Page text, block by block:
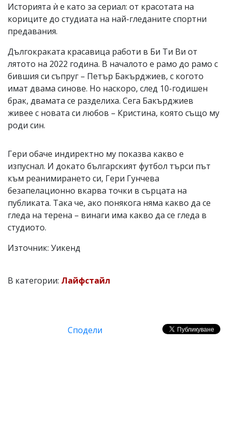
Историята ѝ е като за сериал: от красотата на
кориците до студиата на най-гледаните спортни
предавания.
Дългокраката красавица работи в Би Ти Ви от
лятото на 2022 година. В началото е рамо до рамо с
бившия си съпруг – Петър Бакърджиев, с когото
имат двама синове. Но наскоро, след 10-годишен
брак, двамата се разделиха. Сега Бакърджиев
живее с новата си любов – Кристина, която също му
роди син.
Гери обаче индиректно му показва какво е
изпуснал. И докато българският футбол търси път
към реанимирането си, Гери Гунчева
безапелационно вкарва точки в сърцата на
публиката. Така че, ако понякога няма какво да се
гледа на терена – винаги има какво да се гледа в
студиото.
Източник: Уикенд
В категории: Лайфстайл
Сподели